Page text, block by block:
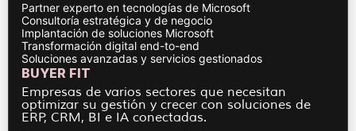
Partner experto en tecnologías de Microsoft
Consultoría estratégica y de negocio
Implantación de soluciones Microsoft
Transformación digital end-to-end
Soluciones avanzadas y servicios gestionados
BUYER FIT
Empresas de varios sectores que necesitan
optimizar su gestión y crecer con soluciones de
ERP, CRM, BI e IA conectadas.